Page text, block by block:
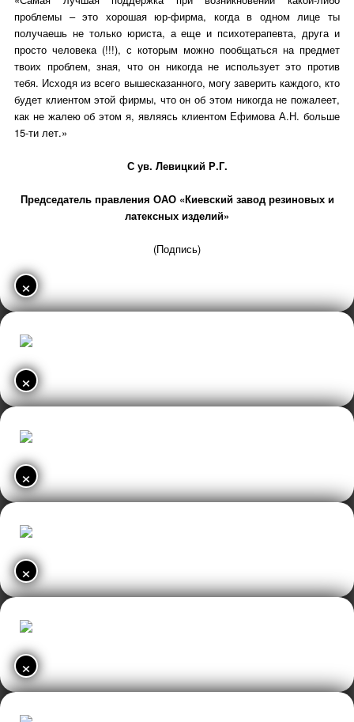
проблемы – это хорошая юр-фирма, когда в одном лице ты
получаешь не только юриста, а еще и психотерапевта, друга и
просто человека (!!!), с которым можно пообщаться на предмет
твоих проблем, зная, что он никогда не использует это против
тебя. Исходя из всего вышесказанного, могу заверить каждого, кто
будет клиентом этой фирмы, что он об этом никогда не пожалеет,
как не жалею об этом я, являясь клиентом Ефимова А.Н. больше
15-ти лет.»
С ув. Левицкий Р.Г.
Председатель правления ОАО «Киевский завод резиновых и
латексных изделий»
(Подпись)
×
×
×
×
×